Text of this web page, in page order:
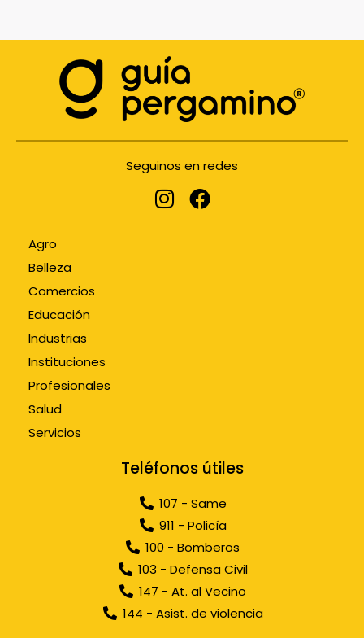
Seguinos en redes
Agro
Belleza
Comercios
Educación
Industrias
Instituciones
Profesionales
Salud
Servicios
Teléfonos útiles
107 - Same
911 - Policía
100 - Bomberos
103 - Defensa Civil
147 - At. al Vecino
144 - Asist. de violencia